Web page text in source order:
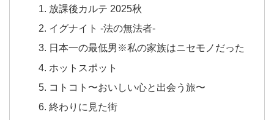
放課後カルテ 2025秋
イグナイト -法の無法者-
日本一の最低男※私の家族はニセモノだった
ホットスポット
コトコト〜おいしい心と出会う旅〜
終わりに見た街